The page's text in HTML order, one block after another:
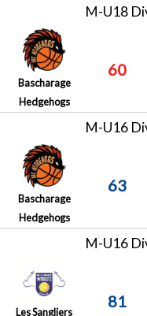
M-U18
Bascharage
Hedgehogs
60
M-U16
Bascharage
Hedgehogs
63
M-U16
Les Sangliers
81